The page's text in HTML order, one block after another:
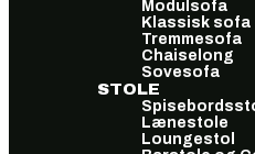
Modulsofa
Klassisk sofa
Tremmesofa
Chaiselong
Sovesofa
STOLE
Lænestole
Loungestol